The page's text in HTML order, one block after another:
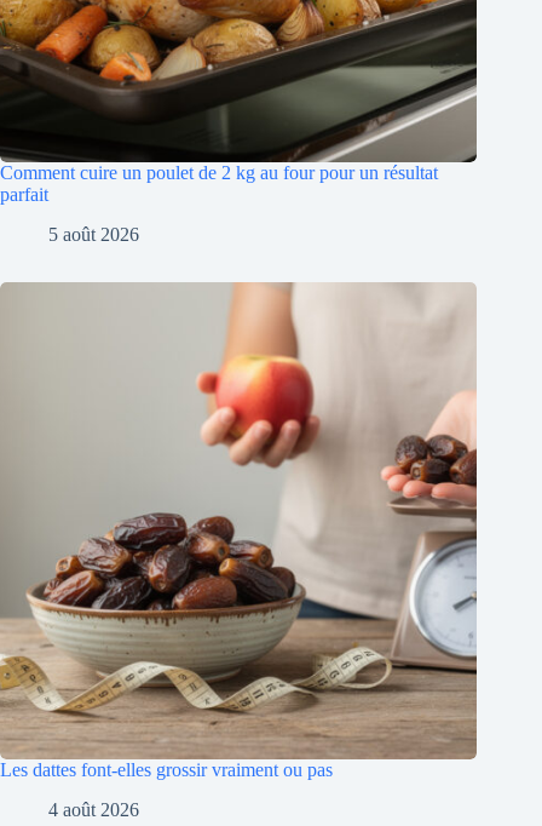
Comment cuire un poulet de 2 kg au four pour un résultat
parfait
5 août 2026
Les dattes font-elles grossir vraiment ou pas
4 août 2026